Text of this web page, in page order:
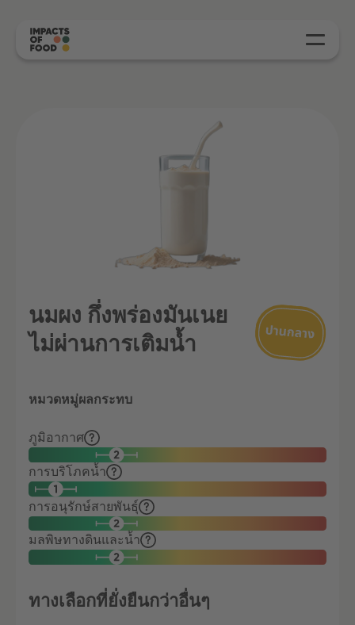
นมผง กึ่งพร่องมันเนย
ไม่ผ่านการเติมน้ำ
หมวดหมู่ผลกระทบ
ภูมิอากาศ
การบริโภคน้ำ
การอนุรักษ์สายพันธุ์
มลพิษทางดินและน้ำ
ทางเลือกที่ยั่งยืนกว่าอื่นๆ